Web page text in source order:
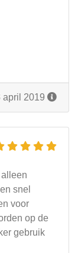
april 2019
snel
voor
op de
gebruik